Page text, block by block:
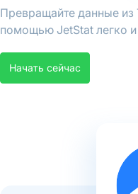
Превращайте данные из
помощью JetStat легко
Начать сейчас